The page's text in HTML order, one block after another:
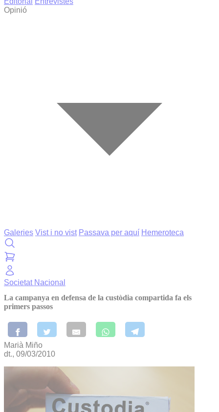
Opinió
Galeries Vist i no vist Passava per aquí Hemeroteca
Societat Nacional
La campanya en defensa de la custòdia compartida fa els
primers passos
Marià Miño
dt., 09/03/2010